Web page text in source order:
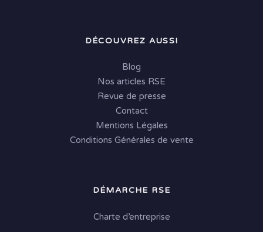
DÉCOUVREZ AUSSI
Blog
Nos articles RSE
Revue de presse
Contact
Mentions Légales
Conditions Générales de vente
DÉMARCHE RSE
Charte d’entreprise